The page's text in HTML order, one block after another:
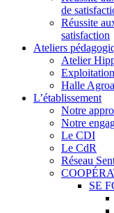
de
Réussite
satisfaction
Ateliers
Atelier
Halle
L’établissement
Notre
Notre
Le CDI
Le CdR
Réseau
SE